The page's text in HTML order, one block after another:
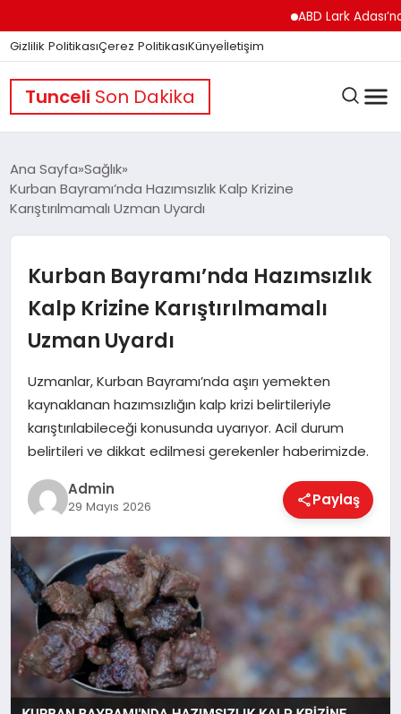
ABD Lark Adası’na
Gizlilik PolitikasıÇerez PolitikasıKünyeİletişim
Tunceli Son Dakika
GÜNDEM
DÜNYA
EĞITIM
EKONOMI
MAGAZIN
SPOR
TEKNOLOJI
Ana Sayfa Sağlık
Kurban Bayramı’nda Hazımsızlık Kalp Krizine
Karıştırılmamalı Uzman Uyardı
Kurban Bayramı’nda Hazımsızlık
Kalp Krizine Karıştırılmamalı
Uzman Uyardı
Uzmanlar, Kurban Bayramı’nda aşırı yemekten
kaynaklanan hazımsızlığın kalp krizi belirtileriyle
karıştırılabileceği konusunda uyarıyor. Acil durum
belirtileri ve dikkat edilmesi gerekenler haberimizde.
Admin
29 Mayıs 2026 Paylaş